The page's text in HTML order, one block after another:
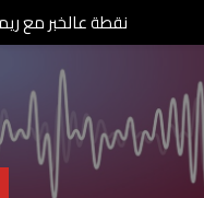
نقطة عالخبر مع